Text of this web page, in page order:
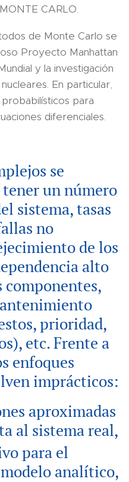
CARLO.
de Monte Carlo se
Proyecto Manhattan
y la investigación
En particular,
para
diferenciales.
se
un número
sistema, tasas
no
de los
alto
componentes,
prioridad,
etc. Frente a
enfoques
imprácticos:
aproximadas
al sistema real,
para el
analítico,